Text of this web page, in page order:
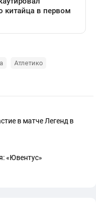
Атлетико
в матче Легенд в
«Ювентус»